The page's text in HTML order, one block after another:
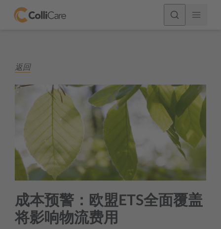
返回
成本预警：欧盟ETS全面覆盖
将影响物流费用